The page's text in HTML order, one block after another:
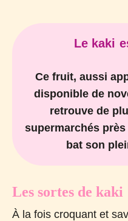
Le kaki
Ce fruit, aussi
disponible de
retrouve de
supermarchés
bat son
Les sortes de kaki
À la fois croquant et